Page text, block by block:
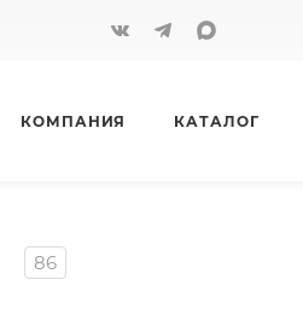
КОМПАНИЯ КАТАЛОГ
86